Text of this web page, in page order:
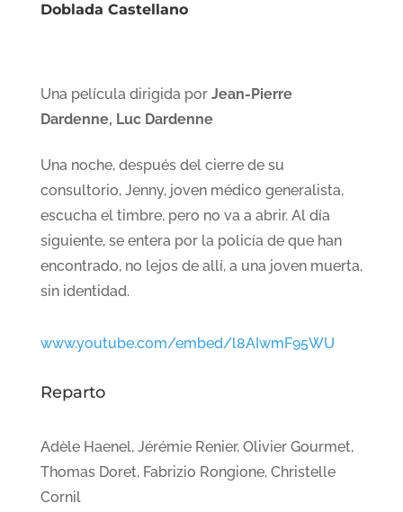
Doblada Castellano
Una película dirigida por Jean-Pierre
Dardenne, Luc Dardenne
Una noche, después del cierre de su
consultorio, Jenny, joven médico generalista,
escucha el timbre, pero no va a abrir. Al día
siguiente, se entera por la policía de que han
encontrado, no lejos de allí, a una joven muerta,
sin identidad.
www.youtube.com/embed/l8AIwmF95WU
Reparto
Adèle Haenel, Jérémie Renier, Olivier Gourmet,
Thomas Doret, Fabrizio Rongione, Christelle
Cornil